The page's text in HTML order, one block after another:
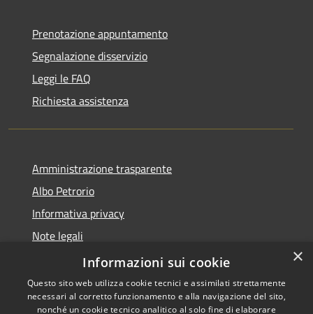
Prenotazione appuntamento
Segnalazione disservizio
Leggi le FAQ
Richiesta assistenza
Amministrazione trasparente
Albo Petrorio
Informativa privacy
Note legali
Dichiarazione di accessibilità
×
Informazioni sui cookie
Questo sito web utilizza cookie tecnici e assimilati strettamente
necessari al corretto funzionamento e alla navigazione del sito,
nonché un cookie tecnico analitico al solo fine di elaborare